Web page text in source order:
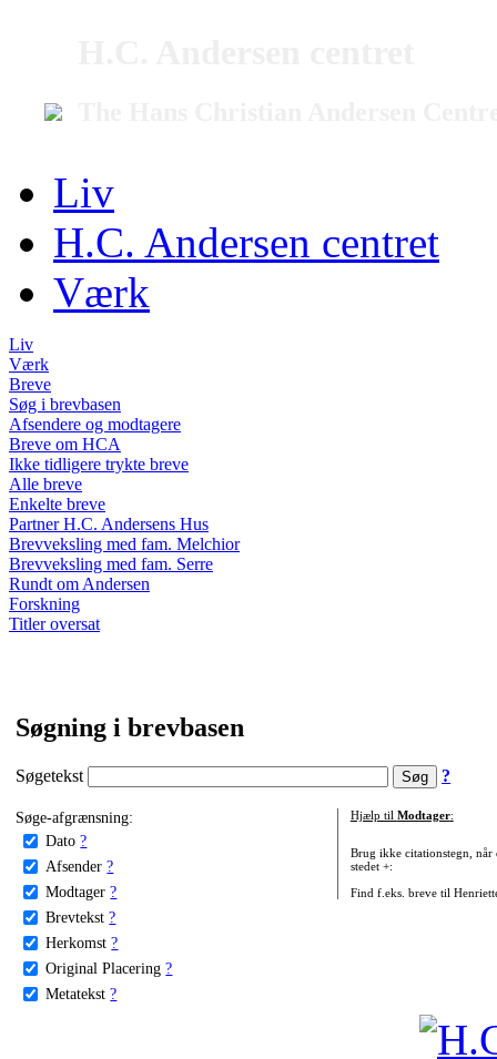
Liv
H.C. Andersen centret
Værk
Liv
Værk
Breve
Søg i brevbasen
Afsendere og modtagere
Breve om HCA
Ikke tidligere trykte breve
Alle breve
Enkelte breve
Partner H.C. Andersens Hus
Brevveksling med fam. Melchior
Brevveksling med fam. Serre
Rundt om Andersen
Forskning
Titler oversat
Søgning i brevbasen
Søgetekst ?
Søge-afgrænsning:
Dato ?
Afsender ?
Modtager ?
Brevtekst ?
Herkomst ?
Original Placering ?
Metatekst ?
Hjælp til Modtager:
Brug ikke citationstegn, når
stedet +:
Find f.eks. breve til